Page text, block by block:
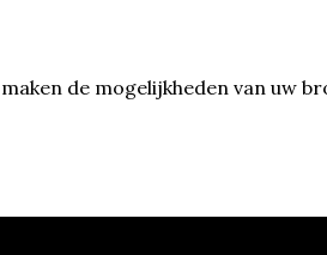
de mogelijkheden van uw